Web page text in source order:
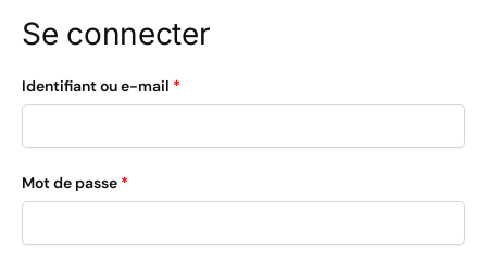
Se connecter
Identifiant ou e-mail *
Mot de passe *